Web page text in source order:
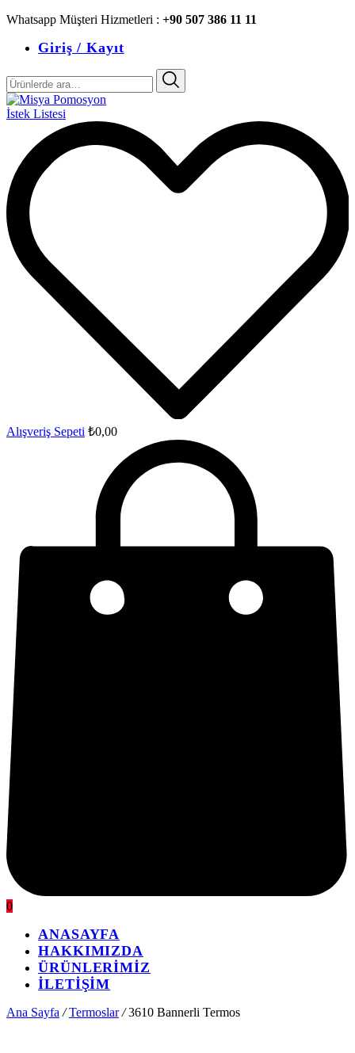
Whatsapp Müşteri Hizmetleri : +90 507 386 11 11
Giriş / Kayıt
Ara:
İstek Listesi
Alışveriş Sepeti ₺0,00
0
ANASAYFA
HAKKIMIZDA
ÜRÜNLERİMİZ
İLETİŞİM
Ana Sayfa / Termoslar /3610 Bannerli Termos